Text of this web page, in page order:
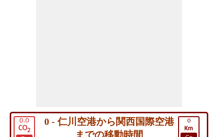
0.0
CO2
0
Km
0 - 仁川空港から関西国際空港
までの移動時間